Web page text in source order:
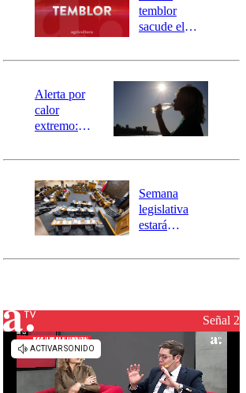
activa
mensajería
SAE
temblor
sacude el
revisa la
epicentro
Alerta por
calor
extremo:
activa Alerta
Preventiva en
tres comunas
Semana
legislativa
estará
el fin de la
reconstrucciónSeñal 2